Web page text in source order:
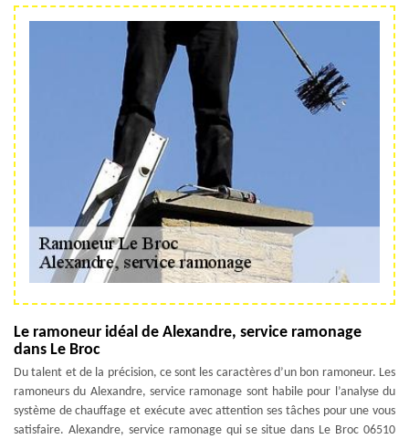
Le ramoneur idéal de Alexandre, service ramonage
dans Le Broc
Du talent et de la précision, ce sont les caractères d’un bon ramoneur. Les
ramoneurs du Alexandre, service ramonage sont habile pour l’analyse du
système de chauffage et exécute avec attention ses tâches pour une vous
satisfaire. Alexandre, service ramonage qui se situe dans Le Broc 06510